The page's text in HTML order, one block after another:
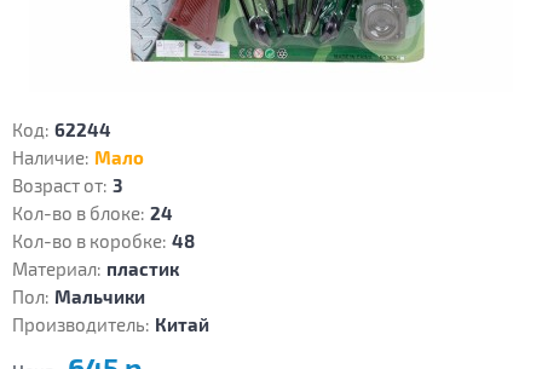
Код: 62244
Наличие: Мало
Возраст от: 3
Кол-во в блоке: 24
Кол-во в коробке: 48
Материал: пластик
Пол: Мальчики
Производитель: Китай